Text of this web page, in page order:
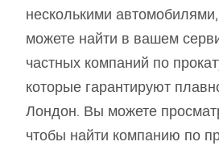
несколькими
можете найти в вашем
частных компаний по
которые гарантируют
Лондон. Вы можете
чтобы найти компанию по